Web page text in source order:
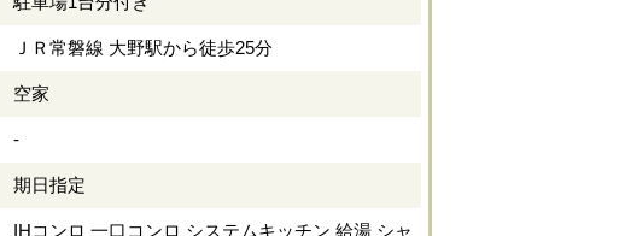
ＪＲ常磐線 大野駅から徒歩25分
空家
-
期日指定
IHコンロ 一口コンロ システムキッチン 給湯 シャ